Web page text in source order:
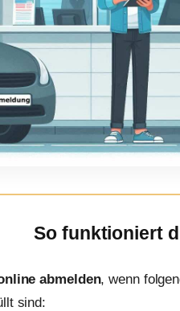
So funktioniert
abmelden, wenn
sind: